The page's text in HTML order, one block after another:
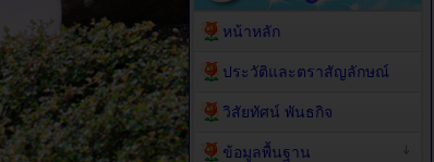
หน้าหลัก
ประวัติและตราสัญลักษณ์
วิสัยทัศน์ พันธกิจ
ข้อมูลพื้นฐาน